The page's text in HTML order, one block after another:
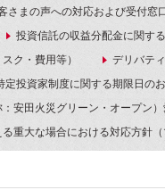
さまの声への対応および受付窓
投資信託の収益分配金に関す
ク・費用等）
デリバテ
定投資家制度に関する期限日の
安田火災グリーン・オープン
重大な場合における対応方針